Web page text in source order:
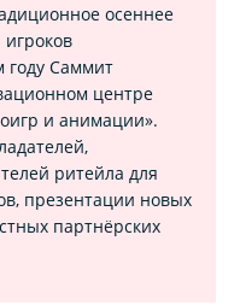
осеннее
году Саммит
центре
и анимации».
ритейла для
презентации новых
партнёрских